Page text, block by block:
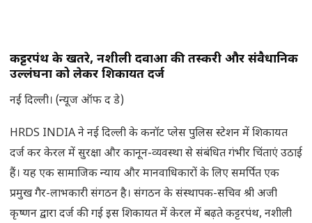
कट्टरपंथ के खतरे, नशीली दवाओं की तस्करी और संवैधानिक
उल्लंघनों को लेकर शिकायत दर्ज
नई दिल्ली। (न्यूज ऑफ द डे)
HRDS INDIA ने नई दिल्ली के कनॉट प्लेस पुलिस स्टेशन में शिकायत
दर्ज कर केरल में सुरक्षा और कानून-व्यवस्था से संबंधित गंभीर चिंताएं उठाई
हैं। यह एक सामाजिक न्याय और मानवाधिकारों के लिए समर्पित एक
प्रमुख गैर-लाभकारी संगठन है। संगठन के संस्थापक-सचिव श्री अजी
कृष्णन द्वारा दर्ज की गई इस शिकायत में केरल में बढ़ते कट्टरपंथ, नशीली